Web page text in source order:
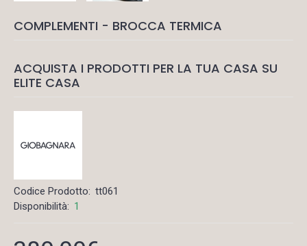
COMPLEMENTI - BROCCA TERMICA
ACQUISTA I PRODOTTI PER LA TUA CASA SU
ELITE CASA
Codice Prodotto: tt061
Disponibilità: 1